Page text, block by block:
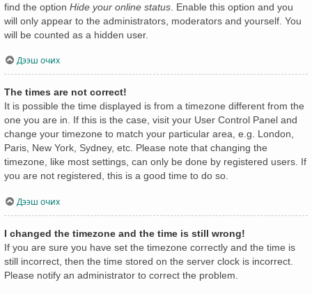
find the option Hide your online status . Enable this option and you
will only appear to the administrators, moderators and yourself. You
will be counted as a hidden user.
Дээш очих
The times are not correct!
It is possible the time displayed is from a timezone different from the
one you are in. If this is the case, visit your User Control Panel and
change your timezone to match your particular area, e.g. London,
Paris, New York, Sydney, etc. Please note that changing the
timezone, like most settings, can only be done by registered users. If
you are not registered, this is a good time to do so.
Дээш очих
I changed the timezone and the time is still wrong!
If you are sure you have set the timezone correctly and the time is
still incorrect, then the time stored on the server clock is incorrect.
Please notify an administrator to correct the problem.